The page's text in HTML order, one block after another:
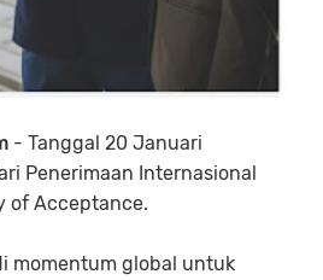
- Tanggal 20 Januari
Penerimaan Internasional
of Acceptance.
momentum global untuk